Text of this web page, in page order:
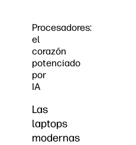
Procesadores:
el
corazón
potenciado
por
IA
Las
laptops
modernas